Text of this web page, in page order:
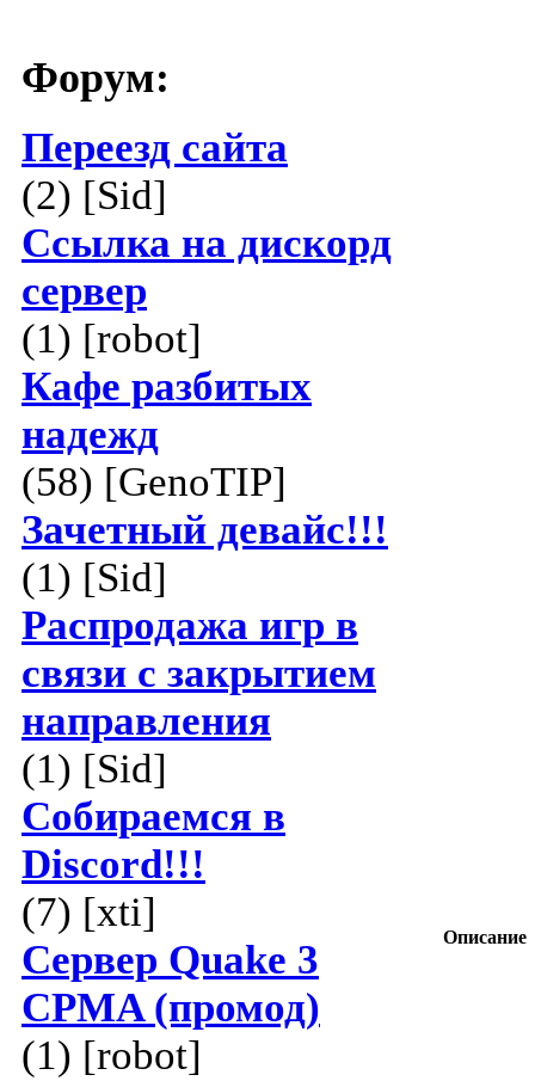
Форум:
Переезд сайта
(2) [Sid]
Ссылка на дискорд
сервер
(1) [robot]
Кафе разбитых
надежд
(58) [GenoTIP]
Зачетный девайс!!!
(1) [Sid]
Распродажа игр в
связи с закрытием
направления
(1) [Sid]
Собираемся в
Discord!!!
(7) [xti]
Сервер Quake 3
CPMA (промод)
(1) [robot]
Описание